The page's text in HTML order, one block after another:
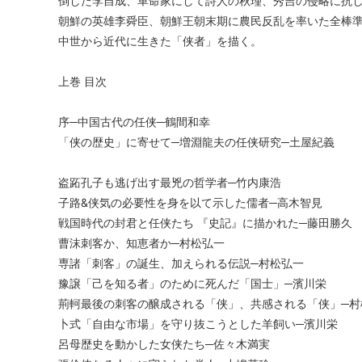
朝鮮の英雄李舜臣、朝鮮王朝末期に農民反乱を率いた全棒準
中世から近代に生きた「侠者」を描く。
上巻 目次
序─中国古代の任侠─鶴間和幸
「侠の歴史」に寄せて─増淵龍夫の任侠研究─土屋紀義
盗跖孔子も逃げ出す最兇の哲学者─竹内康浩
子路&侠気の必要性を身を以て示した儒者─高木智見
戦国時代の封君と任侠たち 『史記』に描かれた─藤田勝久
曹沫刺客か、知恵者か─村松弘一
専諸「刺客」の誕生、加えられる伝説─村松弘一
豫譲「己を知る者」のために死んだ「国士」─濱川栄
荊軻最後の刺客の醸成される「侠」、共感される「侠」─
卜式「自由な市場」を守り抜こうとした羊飼い─濱川栄
呂母歴史を動かした女侠たち─佐々木満実